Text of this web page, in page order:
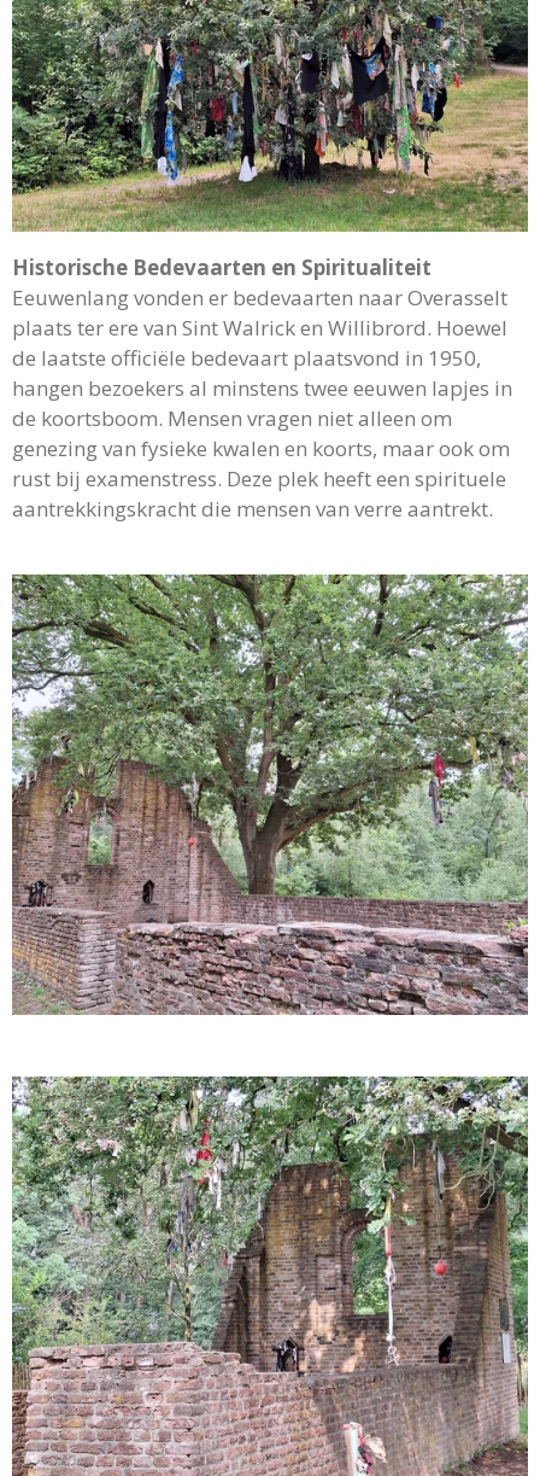
Historische Bedevaarten en Spiritualiteit
Eeuwenlang vonden er bedevaarten naar Overasselt
plaats ter ere van Sint Walrick en Willibrord. Hoewel
de laatste officiële bedevaart plaatsvond in 1950,
hangen bezoekers al minstens twee eeuwen lapjes in
de koortsboom. Mensen vragen niet alleen om
genezing van fysieke kwalen en koorts, maar ook om
rust bij examenstress. Deze plek heeft een spirituele
aantrekkingskracht die mensen van verre aantrekt.